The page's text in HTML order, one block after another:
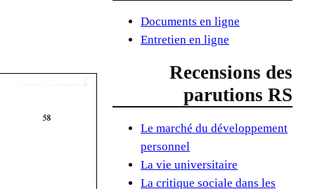
Documents en ligne
Entretien en ligne
Recensions des
parutions RS
Le marché du développement
personnel
La vie universitaire
La critique sociale dans les